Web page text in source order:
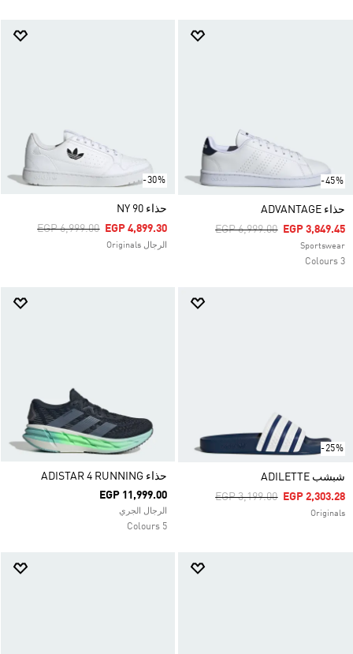
-45%
حذاء ADVANTAGE
Price Reduced From
EGP 6,999.00ToEGP 3,849.45
Sportswear
3 Colours
-30%
حذاء NY 90
Price Reduced From
EGP 6,999.00ToEGP 4,899.30
الرجال Originals
-25%
شبشب ADILETTE
Price Reduced From
EGP 3,199.00ToEGP 2,303.28
Originals
حذاء ADISTAR 4 RUNNING
EGP 11,999.00
الرجال الجري
5 Colours